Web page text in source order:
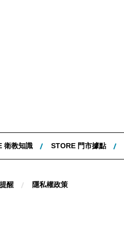
衛教知識 STORE 門市據點
醒 隱私權政策